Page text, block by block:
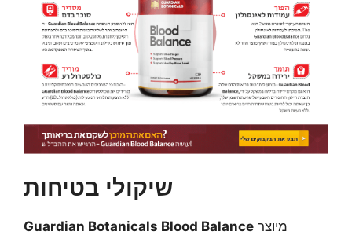
שיקולי בטיחות
Guardian Botanicals Blood Balance